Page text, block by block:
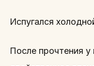
Испугался
После прочтения у